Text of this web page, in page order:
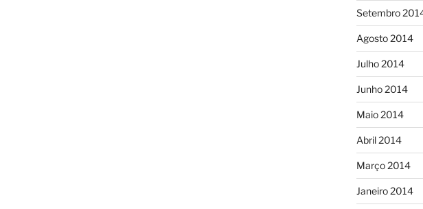
Setembro
Agosto 2014
Julho 2014
Junho 2014
Maio 2014
Abril 2014
Março 2014
Janeiro 2014